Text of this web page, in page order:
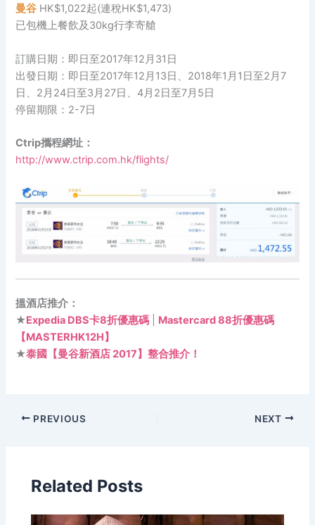
曼谷 HK$1,022起(連稅HK$1,473)
已包機上餐飲及30kg行李寄艙
訂購日期：即日至2017年12月31日
出發日期：即日至2017年12月13日、2018年1月1日至2月7
日、2月24日至3月27日、4月2日至7月5日
停留期限：2-7日
Ctrip攜程網址：
http://www.ctrip.com.hk/flights/
搵酒店推介：
★Expedia DBS卡8折優惠碼
Mastercard 88折優惠碼
【MASTERHK12H】
★泰國【曼谷新酒店 2017】整合推介！
PREVIOUS NEXT
Related Posts